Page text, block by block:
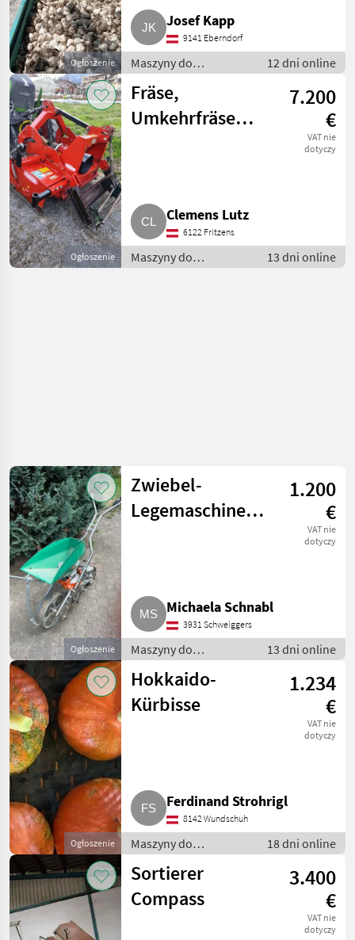
Ogłoszenie
Josef Kapp
9141 Eberndorf
Maszyny do
warzywnictwa / Inne
maszyny do
warzywnictwa
12 dni online
Ogłoszenie
Fräse,
Umkehrfräse
7.200
€
VAT nie
dotyczy
Clemens Lutz
6122 Fritzens
Maszyny do
warzywnictwa / Inne
13 dni online
Ogłoszenie
Zwiebel-
Legemaschine
1.200
€
VAT nie
dotyczy
Michaela Schnabl
3931 Schweiggers
Maszyny do
warzywnictwa / Inne
maszyny do
warzywnictwa
13 dni online
Ogłoszenie
Hokkaido-
Kürbisse
1.234
€
VAT nie
dotyczy
Ferdinand Strohrigl
8142 Wundschuh
Maszyny do
warzywnictwa / Inne
maszyny do
warzywnictwa
18 dni online
Sortierer
Compass
3.400
€
VAT nie
dotyczy